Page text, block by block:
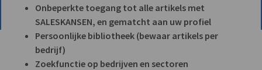
Onbeperkte toegang tot alle artikels met
SALESKANSEN, en gematcht aan uw profiel
Persoonlijke bibliotheek (bewaar artikels per
bedrijf)
Zoekfunctie op bedrijven en sectoren